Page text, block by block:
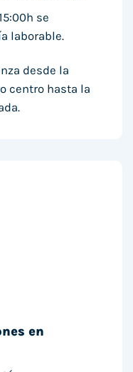
se
laborable.
desde la
centro hasta la
en